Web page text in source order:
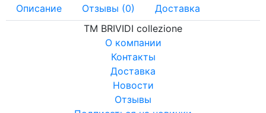
Описание Отзывы (0)
Доставка
ТМ BRIVIDI collezione
О компании
Контакты
Доставка
Новости
Отзывы